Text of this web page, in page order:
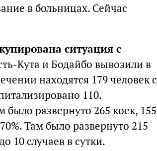
в больницах. Сейчас
ситуация с
Кута и Бодайбо вывозили в
находятся 179 человек с
110.
развернуто 265 коек, 155
Там было развернуто 215
10 случаев в сутки.